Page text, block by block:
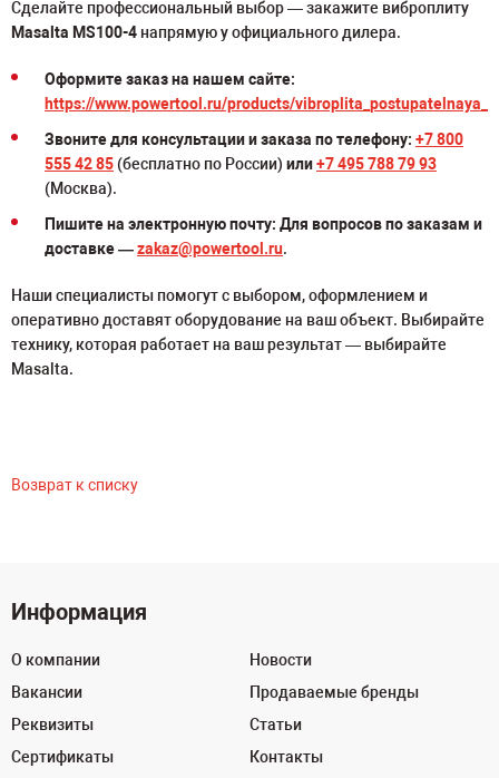
Сделайте профессиональный выбор — закажите виброплиту
Masalta MS100-4 напрямую у официального дилера.
Оформите заказ на нашем сайте:
https://www.powertool.ru/products/
Звоните для консультации и заказа по телефону: +7 800
555 42 85 (бесплатно по России) или+7 495 788 79 93
(Москва).
Пишите на электронную почту: Для вопросов по заказам и
доставке —zakaz@powertool.ru.
Наши специалисты помогут с выбором, оформлением и
оперативно доставят оборудование на ваш объект. Выбирайте
технику, которая работает на ваш результат — выбирайте
Masalta.
Возврат к списку
Информация
О компании
Вакансии
Реквизиты
Сертификаты
Новости
Продаваемые бренды
Статьи
Контакты